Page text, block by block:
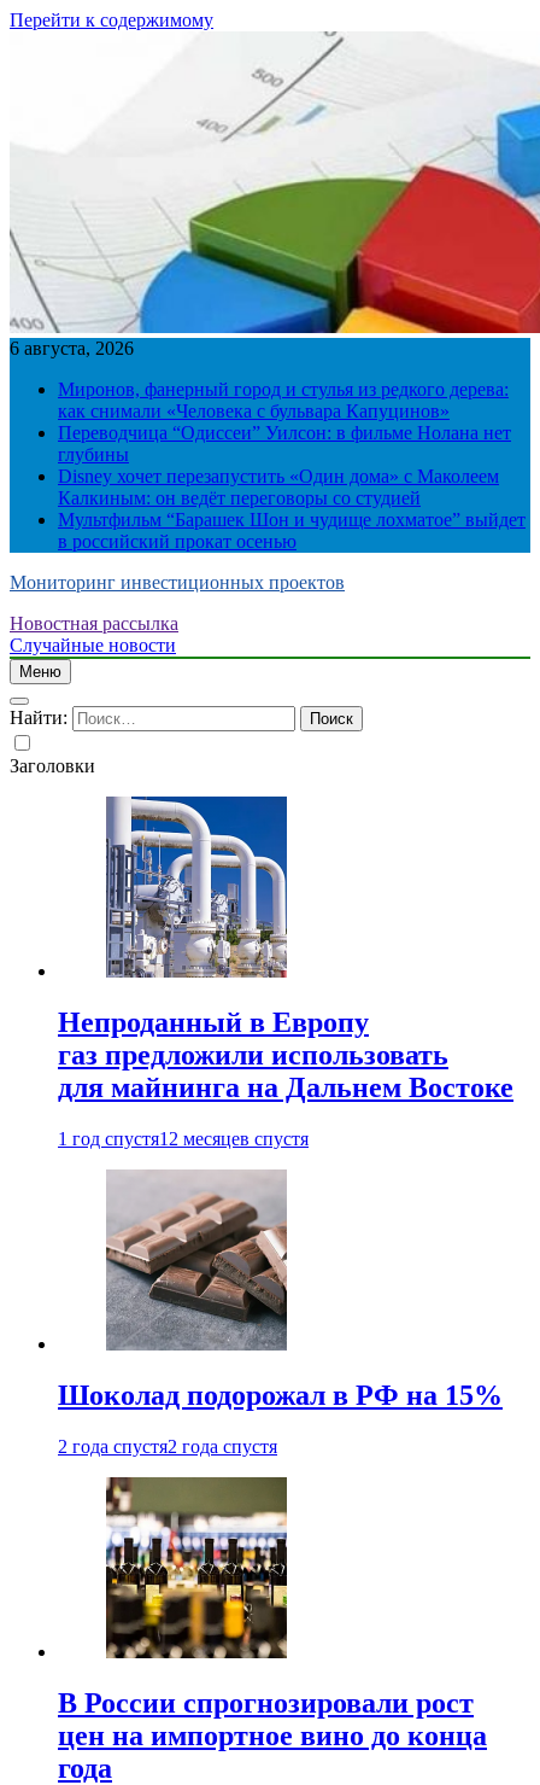
Перейти к содержимому
6 августа, 2026
Миронов, фанерный город и стулья из редкого дерева:
как снимали «Человека с бульвара Капуцинов»
Переводчица “Одиссеи” Уилсон: в фильме Нолана нет
глубины
Disney хочет перезапустить «Один дома» с Маколеем
Калкиным: он ведёт переговоры со студией
Мультфильм “Барашек Шон и чудище лохматое” выйдет
в российский прокат осенью
Мониторинг инвестиционных проектов
Новостная рассылка
Случайные новости
Меню
Найти:
Заголовки
Непроданный в Европу
газ предложили использовать
для майнинга на Дальнем Востоке
1 год спустя12 месяцев спустя
Шоколад подорожал в РФ на 15%
2 года спустя2 года спустя
В России спрогнозировали рост
цен на импортное вино до конца
года